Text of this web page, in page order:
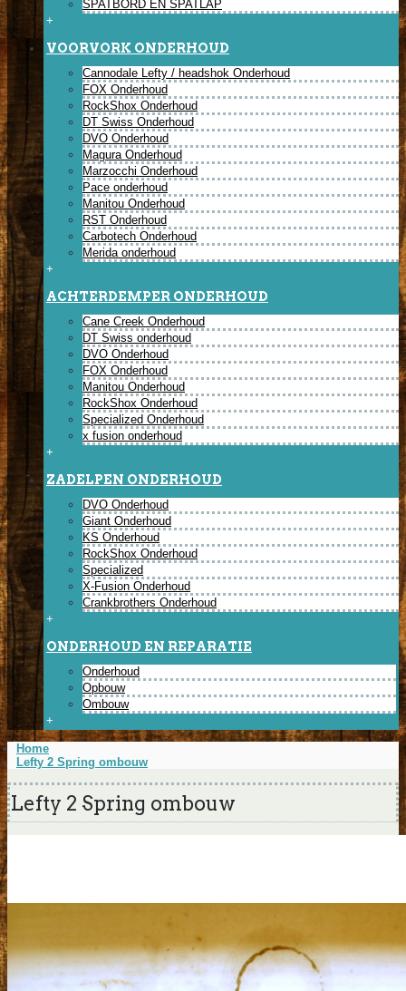
SPATBORD EN SPATLAP
+
VOORVORK ONDERHOUD
Cannodale Lefty / headshok Onderhoud
FOX Onderhoud
RockShox Onderhoud
DT Swiss Onderhoud
DVO Onderhoud
Magura Onderhoud
Marzocchi Onderhoud
Pace onderhoud
Manitou Onderhoud
RST Onderhoud
Carbotech Onderhoud
Merida onderhoud
+
ACHTERDEMPER ONDERHOUD
Cane Creek Onderhoud
DT Swiss onderhoud
DVO Onderhoud
FOX Onderhoud
Manitou Onderhoud
RockShox Onderhoud
Specialized Onderhoud
x fusion onderhoud
+
ZADELPEN ONDERHOUD
DVO Onderhoud
Giant Onderhoud
KS Onderhoud
RockShox Onderhoud
Specialized
X-Fusion Onderhoud
Crankbrothers Onderhoud
+
ONDERHOUD EN REPARATIE
Onderhoud
Opbouw
Ombouw
+
Home
Lefty 2 Spring ombouw
Lefty 2 Spring ombouw